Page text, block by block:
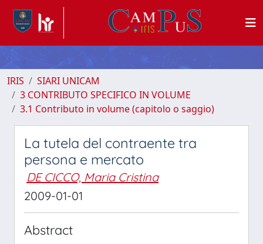
IRIS
SIARI UNICAM
3 CONTRIBUTO SPECIFICO IN VOLUME
3.1 Contributo in volume (capitolo o saggio)
La tutela del contraente tra
persona e mercato
DE CICCO, Maria Cristina
2009-01-01
Abstract